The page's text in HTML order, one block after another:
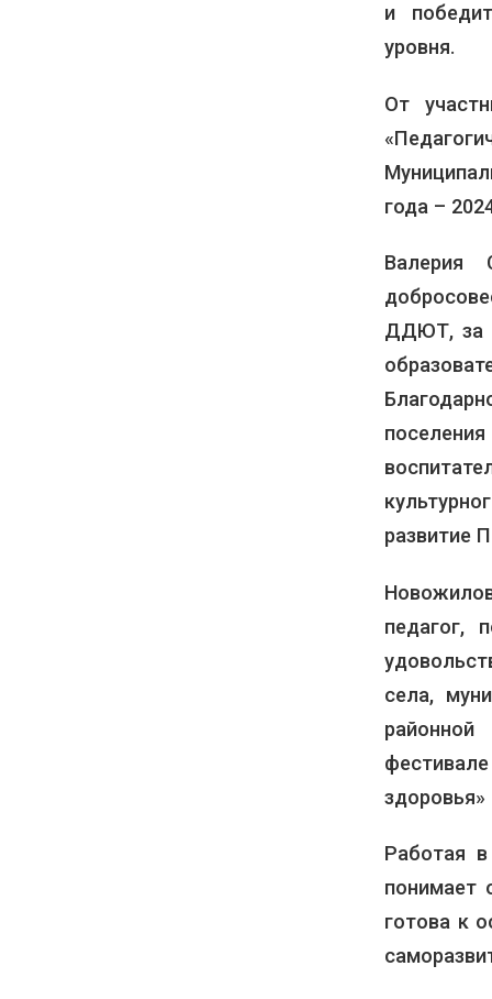
и
уровня.
От
года –
Валерия
ДДЮТ, за
развитие
педагог,
села,
Работая
понимает
готова к